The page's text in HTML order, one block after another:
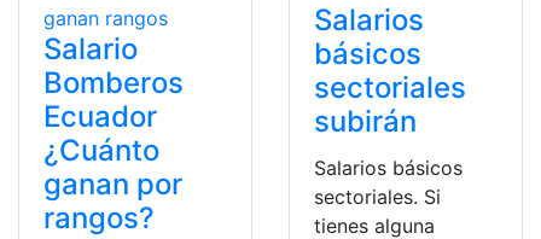
Salario
Bomberos
Ecuador
¿Cuánto
ganan por
rangos?
Salarios
básicos
sectoriales
subirán
Salarios básicos
sectoriales. Si
tienes alguna